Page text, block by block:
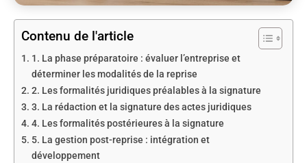
Contenu de l'article
1. La phase préparatoire : évaluer l’entreprise et
déterminer les modalités de la reprise
2. Les formalités juridiques préalables à la signature
3. La rédaction et la signature des actes juridiques
4. Les formalités postérieures à la signature
5. La gestion post-reprise : intégration et
développement